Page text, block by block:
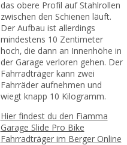
das obere Profil auf Stahlrollen
zwischen den Schienen läuft.
Der Aufbau ist allerdings
mindestens 10 Zentimeter
hoch, die dann an Innenhöhe in
der Garage verloren gehen. Der
Fahrradträger kann zwei
Fahrräder aufnehmen und
wiegt knapp 10 Kilogramm.
Hier findest du den Fiamma
Garage Slide Pro Bike
Fahrradträger im Berger Online